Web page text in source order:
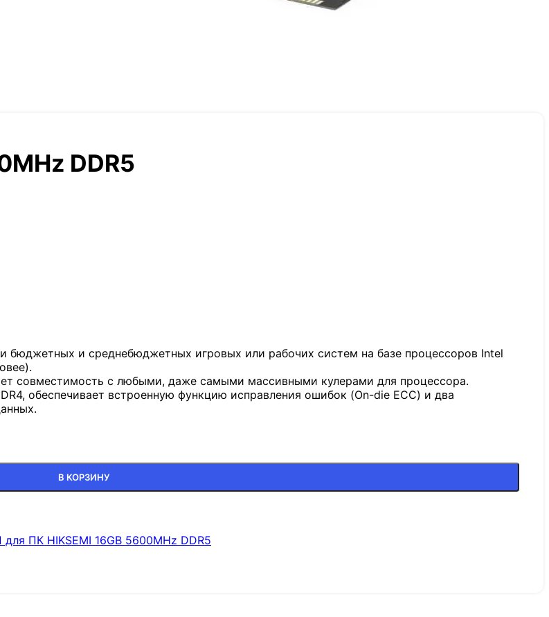
DDR5
бюджетных и среднебюджетных игровых или рабочих систем на базе процессоров Intel
совместимость с любыми, даже самыми массивными кулерами для процессора.
обеспечивает встроенную функцию исправления ошибок (On-die ECC) и два
В КОРЗИНУ
ПК HIKSEMI 16GB 5600MHz DDR5